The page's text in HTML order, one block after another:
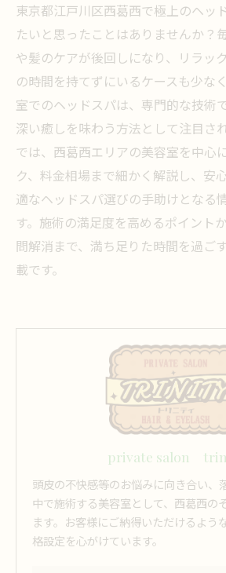
東京都江戸川区西葛西で極上のヘッ
たいと思ったことはありませんか？
や髪のケアが後回しになり、リラッ
の時間を持てずにいるケースも少な
室でのヘッドスパは、専門的な技術
深い癒しを味わう方法として注目さ
では、西葛西エリアの美容室を中心
ク、料金相場まで細かく解説し、安
適なヘッドスパ選びの手助けとなる
す。施術の満足度を高めるポイント
問解消まで、満ち足りた時間を過ご
載です。
private salon
頭皮の不快感等のお悩みに向き合い、
中で施術する美容室として、西葛西の
ます。お客様にご納得いただけるよう
格設定を心がけています。